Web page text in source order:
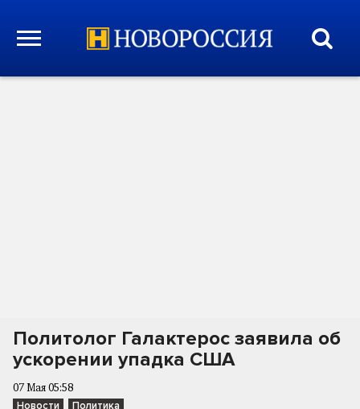
Политолог Галактерос заявила об
ускорении упадка США
07 Мая 05:58
Новости Политика